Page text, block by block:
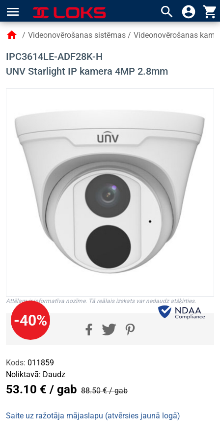
menu search account_circle shopping_cart
home / Videonovērošanas sistēmas / Videonovērošanas
IPC3614LE-ADF28K-H
UNV Starlight IP kamera 4MP 2.8mm
-40%
Attēlam ir informatīva nozīme. Tā reālais izskats var nedaudz atšķirties.
Kods: 011859
Noliktavā: Daudz
53.10 € / gab 88.50 € / gab
Saite uz ražotāja mājaslapu (atvērsies jaunā logā)